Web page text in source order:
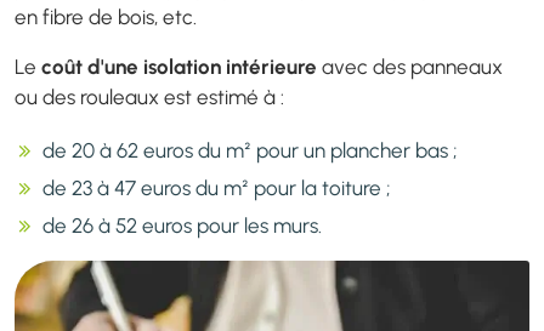
en fibre de bois, etc.
Le coût d'une isolation intérieure avec des panneaux
ou des rouleaux est estimé à :
de 20 à 62 euros du m² pour un plancher bas ;
de 23 à 47 euros du m² pour la toiture ;
de 26 à 52 euros pour les murs.